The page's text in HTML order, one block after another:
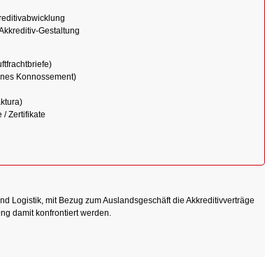
Gestaltung
Konnossement)
/ Zertifikate
Logistik, mit Bezug zum Auslandsgeschäft die Akkreditivverträge
damit konfrontiert werden.